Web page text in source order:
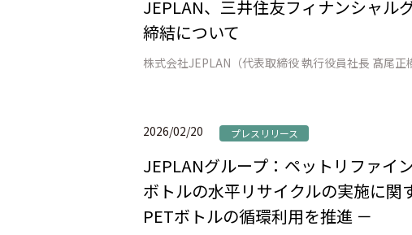
JEPLAN、三井住友フィナンシャル
締結について
2026/02/20 プレスリリース
JEPLANグループ：ペットリファイ
ボトルの水平リサイクルの実施に
PETボトルの循環利用を推進 －